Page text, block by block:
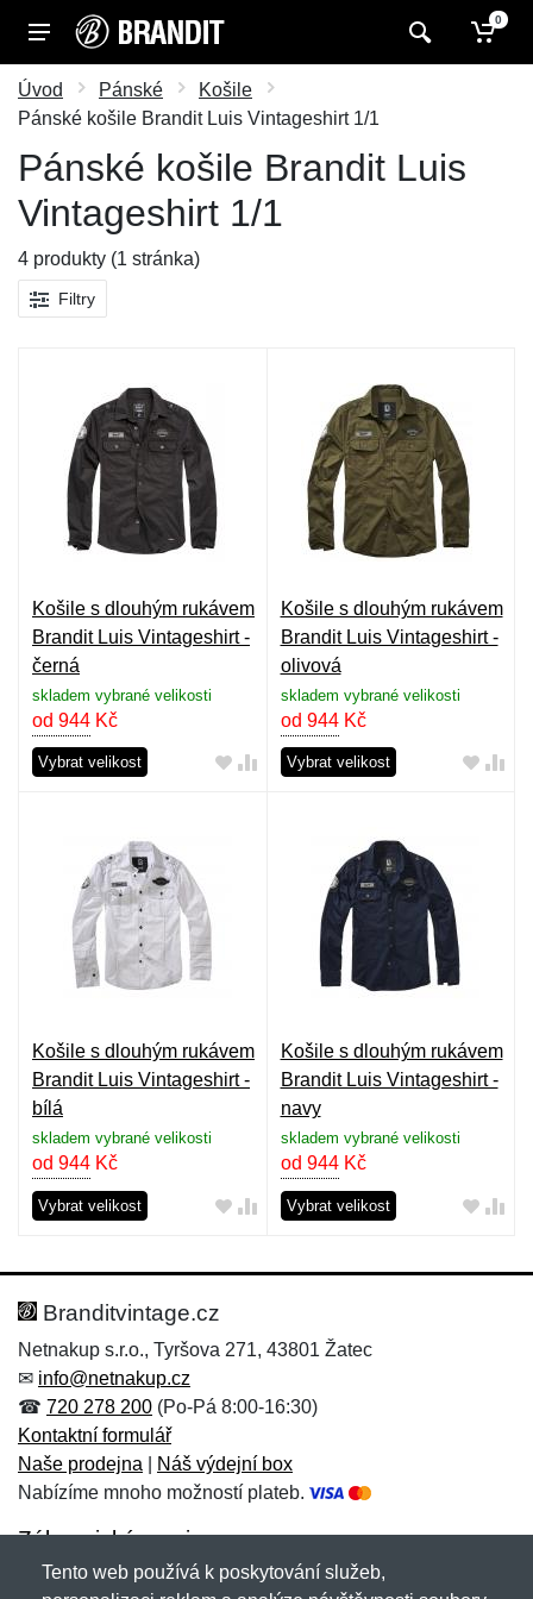
0
Úvod Pánské
Košile
Pánské košile Brandit Luis Vintageshirt 1/1
Pánské košile Brandit Luis
Vintageshirt 1/1
4 produkty (1 stránka)
Filtry
Košile s dlouhým rukávem
Brandit Luis Vintageshirt -
černá
skladem vybrané velikosti
od 944 Kč
Vybrat velikost
Košile s dlouhým rukávem
Brandit Luis Vintageshirt -
olivová
skladem vybrané velikosti
od 944Kč
Vybrat velikost
Košile s dlouhým rukávem
Brandit Luis Vintageshirt -
bílá
skladem vybrané velikosti
od 944 Kč
Vybrat velikost
Košile s dlouhým rukávem
Brandit Luis Vintageshirt -
navy
skladem vybrané velikosti
od 944Kč
Vybrat velikost
Branditvintage.cz
Netnakup s.r.o., Tyršova 271, 43801 Žatec
✉ info@netnakup.cz
☎ 720 278 200 (Po-Pá 8:00-16:30)
Kontaktní formulář
Naše prodejna
Náš výdejní box
Nabízíme mnoho možností plateb.
Zákaznický servis
Novinky emailem
Tento web používá k poskytování služeb,